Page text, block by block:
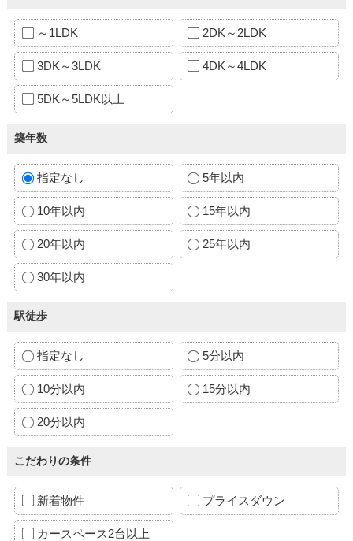
～1LDK 2DK～2LDK
3DK～3LDK 4DK～4LDK
5DK～5LDK以上
築年数
指定なし 5年以内
10年以内 15年以内
20年以内 25年以内
30年以内
駅徒歩
指定なし 5分以内
10分以内 15分以内
20分以内
こだわりの条件
新着物件 プライスダウン
カースペース2台以上